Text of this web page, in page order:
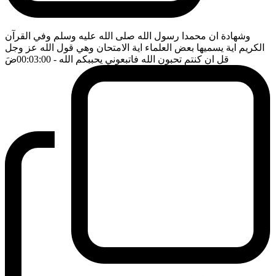
وشهادة ان محمدا رسول الله صلى الله عليه وسلم وفي القرآن
الكريم اية يسميها بعض العلماء اية الامتحان وهي قول الله عز وجل
قل ان كنتم تحبون الله فاتبعوني يحببكم الله - 00:03:00 ضَ